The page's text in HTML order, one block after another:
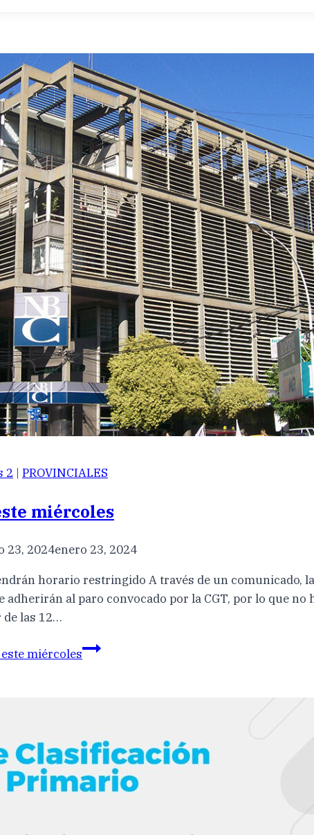
2 | PROVINCIALES
miércoles
23, 2024enero 23, 2024
horario restringido A través de un comunicado,
adherirán al paro convocado por la CGT, por lo que
de las 12…
este miércoles